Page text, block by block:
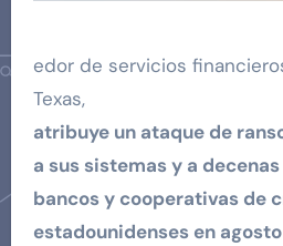
edor de servicios
Texas,
atribuye un ataque de
a sus sistemas y a
bancos y cooperativas de
estadounidenses en